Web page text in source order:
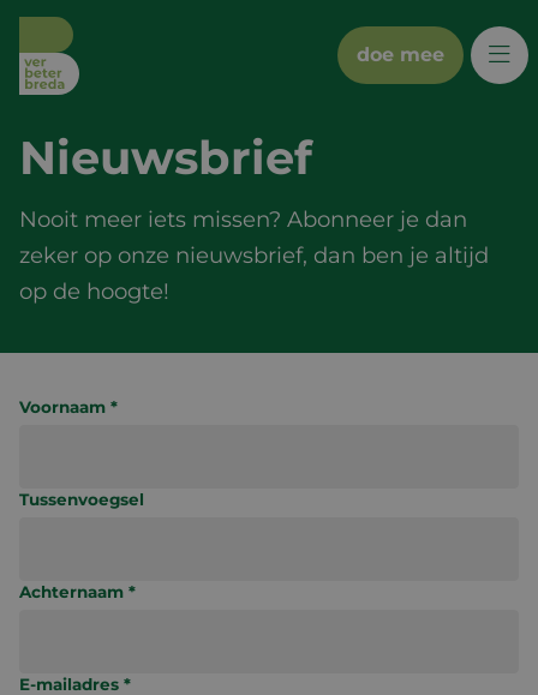
doe mee
wat we doen
bredanaars
partners
doe mee
nieuws
Nieuwsbrief
Nooit meer iets missen? Abonneer je dan
zeker op onze nieuwsbrief, dan ben je altijd
op de hoogte!
Voornaam *
Tussenvoegsel
Achternaam *
E-mailadres *